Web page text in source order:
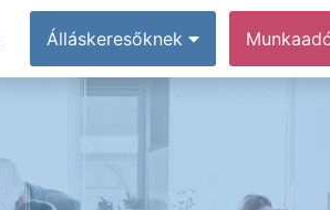
Álláskeresőknek